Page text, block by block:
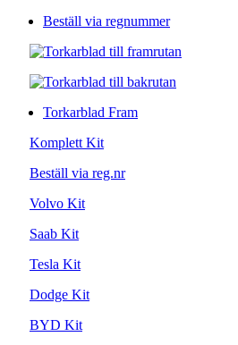
Beställ via regnummer
Torkarblad Fram
Komplett Kit
Beställ via reg.nr
Volvo Kit
Saab Kit
Tesla Kit
Dodge Kit
BYD Kit